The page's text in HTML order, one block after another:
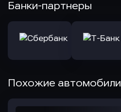
Банки-партнеры
Похожие автомобили